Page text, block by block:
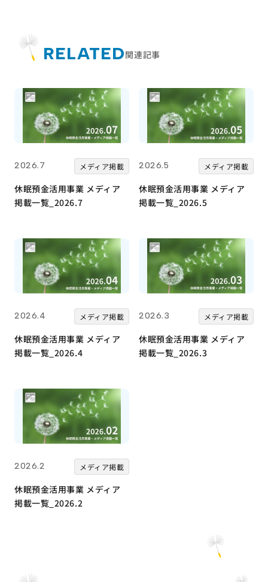
RELATED関連記事
2026.7 メディア掲載
休眠預金活用事業 メディア
掲載一覧_2026.7
2026.5 メディア掲載
休眠預金活用事業 メディア
掲載一覧_2026.5
2026.4 メディア掲載
休眠預金活用事業 メディア
掲載一覧_2026.4
2026.3 メディア掲載
休眠預金活用事業 メディア
掲載一覧_2026.3
2026.2 メディア掲載
休眠預金活用事業 メディア
掲載一覧_2026.2